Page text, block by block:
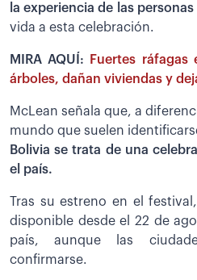
la experiencia de las personas
vida a esta celebración.
MIRA AQUÍ:
Fuertes ráfagas
árboles, dañan viviendas y
McLean señala que, a
mundo que suelen
Bolivia se trata de una
el país.
Tras su estreno en el
disponible desde el 22 de
país, aunque las
confirmarse.